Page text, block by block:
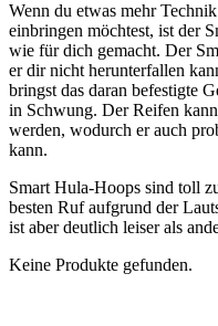
Wenn du etwas mehr
einbringen möchtest, ist der
wie für dich gemacht. Der
er dir nicht herunterfallen
bringst das daran befestigte
in Schwung. Der Reifen
werden, wodurch er auch
kann.
Smart Hula-Hoops sind toll
besten Ruf aufgrund der
ist aber deutlich leiser als
Keine Produkte gefunden.